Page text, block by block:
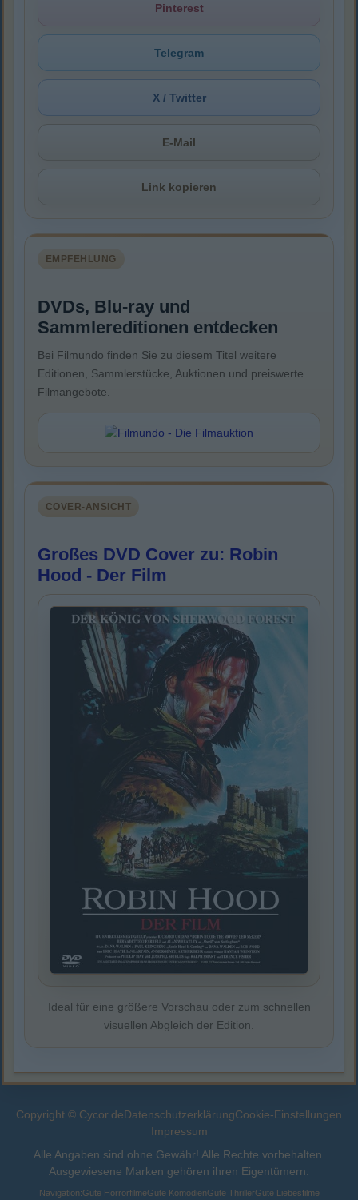
Pinterest
Telegram
X / Twitter
E-Mail
Link kopieren
EMPFEHLUNG
DVDs, Blu-ray und
Sammlereditionen entdecken
Bei Filmundo finden Sie zu diesem Titel weitere
Editionen, Sammlerstücke, Auktionen und preiswerte
Filmangebote.
COVER-ANSICHT
Großes DVD Cover zu: Robin
Hood - Der Film
Ideal für eine größere Vorschau oder zum schnellen
visuellen Abgleich der Edition.
Copyright © Cycor.deDatenschutzerklärungCookie-Einstellungen
Impressum
Alle Angaben sind ohne Gewähr! Alle Rechte vorbehalten.
Ausgewiesene Marken gehören ihren Eigentümern.
Navigation:Gute HorrorfilmeGute KomödienGute ThrillerGute Liebesfilme